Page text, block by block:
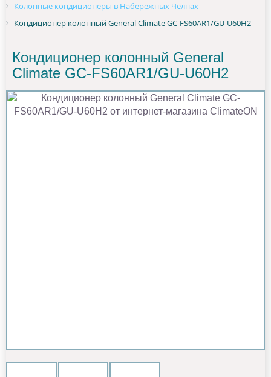
Колонные кондиционеры в Набережных Челнах
Кондиционер колонный General Climate GC-FS60AR1/GU-U60H2
Кондиционер колонный General
Climate GC-FS60AR1/GU-U60H2